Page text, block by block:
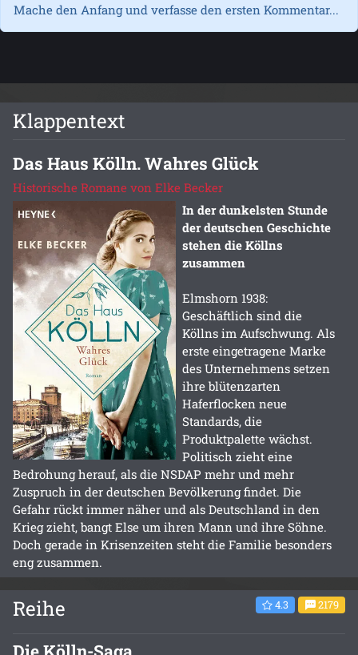
Mache den Anfang und verfasse den ersten Kommentar...
Klappentext
Das Haus Kölln. Wahres Glück
Historische Romane von Elke Becker
In der dunkelsten Stunde
der deutschen Geschichte
stehen die Köllns
zusammen
Elmshorn 1938:
Geschäftlich sind die
Köllns im Aufschwung. Als
erste eingetragene Marke
des Unternehmens setzen
ihre blütenzarten
Haferflocken neue
Standards, die
Produktpalette wächst.
Politisch zieht eine
Bedrohung herauf, als die NSDAP mehr und mehr
Zuspruch in der deutschen Bevölkerung findet. Die
Gefahr rückt immer näher und als Deutschland in den
Krieg zieht, bangt Else um ihren Mann und ihre Söhne.
Doch gerade in Krisenzeiten steht die Familie besonders
eng zusammen.
Reihe 4.3 2179